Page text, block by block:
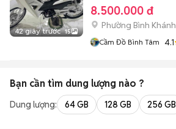
42 giây trước 15
8.500.000 đ
Phường Bình Khánh
Cầm Đồ Bình Tâm 4.1
Bạn cần tìm dung lượng nào ?
Dung lượng: 64 GB 128 GB 256 GB